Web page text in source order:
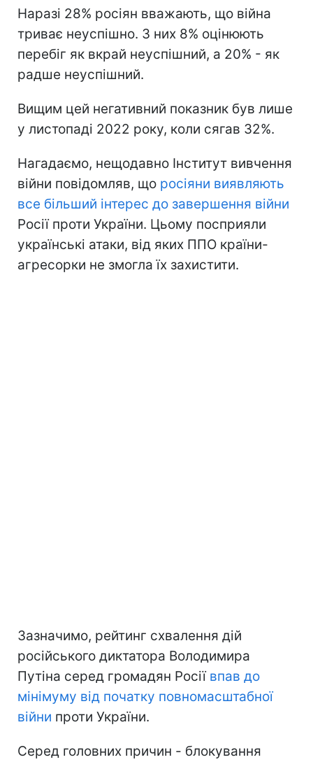
Наразі 28% росіян вважають, що війна
триває неуспішно. З них 8% оцінюють
перебіг як вкрай неуспішний, а 20% - як
радше неуспішний.
Вищим цей негативний показник був лише
у листопаді 2022 року, коли сягав 32%.
Нагадаємо, нещодавно Інститут вивчення
війни повідомляв, що росіяни виявляють
все більший інтерес до завершення війни
Росії проти України. Цьому посприяли
українські атаки, від яких ППО країни-
агресорки не змогла їх захистити.
Зазначимо, рейтинг схвалення дій
російського диктатора Володимира
Путіна серед громадян Росії впав до
мінімуму від початку повномасштабної
війни проти України.
Серед головних причин - блокування